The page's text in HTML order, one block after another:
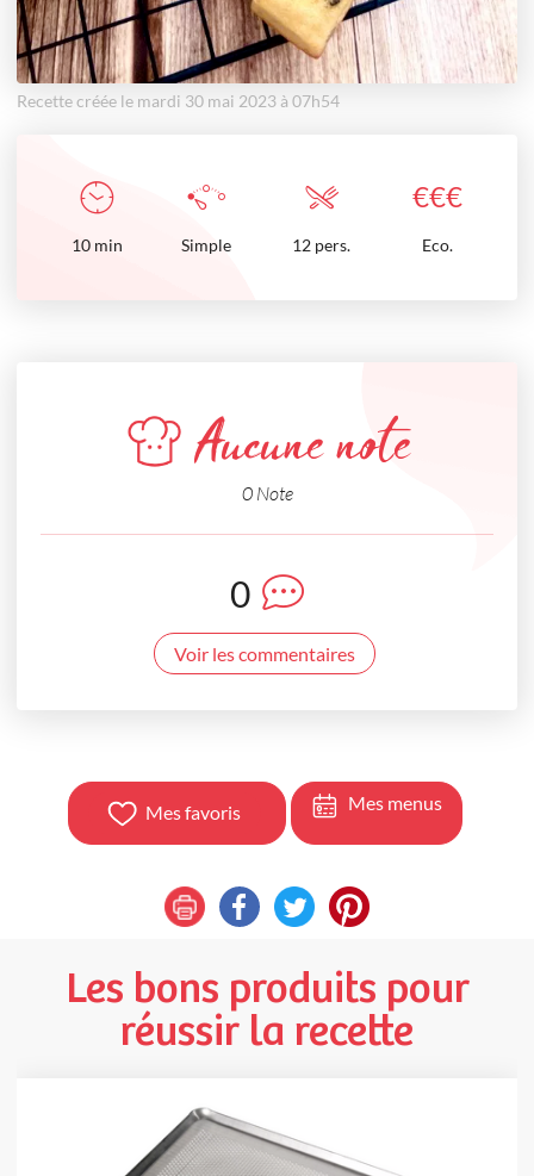
Recette créée le mardi 30 mai 2023 à 07h54
€€€
10 min Simple 12 pers. Eco.
Aucune note
0 Note
0
Voir les commentaires
Mes favoris Mes menus
Les bons produits pour
réussir la recette